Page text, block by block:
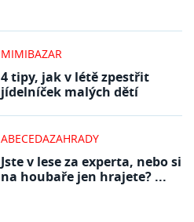
MIMIBAZAR
4 tipy, jak v létě zpestřit
jídelníček malých dětí
ABECEDAZAHRADY
Jste v lese za experta, nebo si
na houbaře jen hrajete? ...